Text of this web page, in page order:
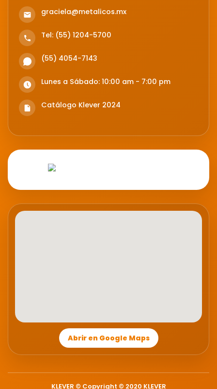
graciela@metalicos.mx
Tel: (55) 1204-5700
(55) 4054-7143
Lunes a Sábado: 10:00 am - 7:00 pm
Catálogo Klever 2024
Abrir en Google Maps
KLEVER © Copyright © 2020 KLEVER